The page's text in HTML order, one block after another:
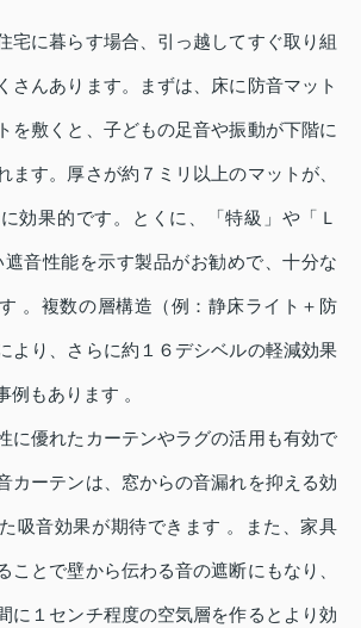
宅に暮らす場合、引っ越してすぐ取り組
さんあります。まずは、床に防音マット
を敷くと、子どもの足音や振動が下階に
ます。厚さが約７ミリ以上のマットが、
効果的です。とくに、「特級」や「Ｌ
遮音性能を示す製品がお勧めで、十分な
。複数の層構造（例：静床ライト＋防
より、さらに約１６デシベルの軽減効果
例もあります 。
に優れたカーテンやラグの活用も有効で
カーテンは、窓からの音漏れを抑える効
吸音効果が期待できます 。また、家具
ことで壁から伝わる音の遮断にもなり、
に１センチ程度の空気層を作るとより効